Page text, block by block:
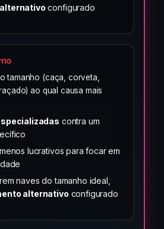
configurado
tamanho (caça, corveta,
ao qual causa mais
contra um
lucrativos para focar em
naves do tamanho ideal,
alternativo configurado